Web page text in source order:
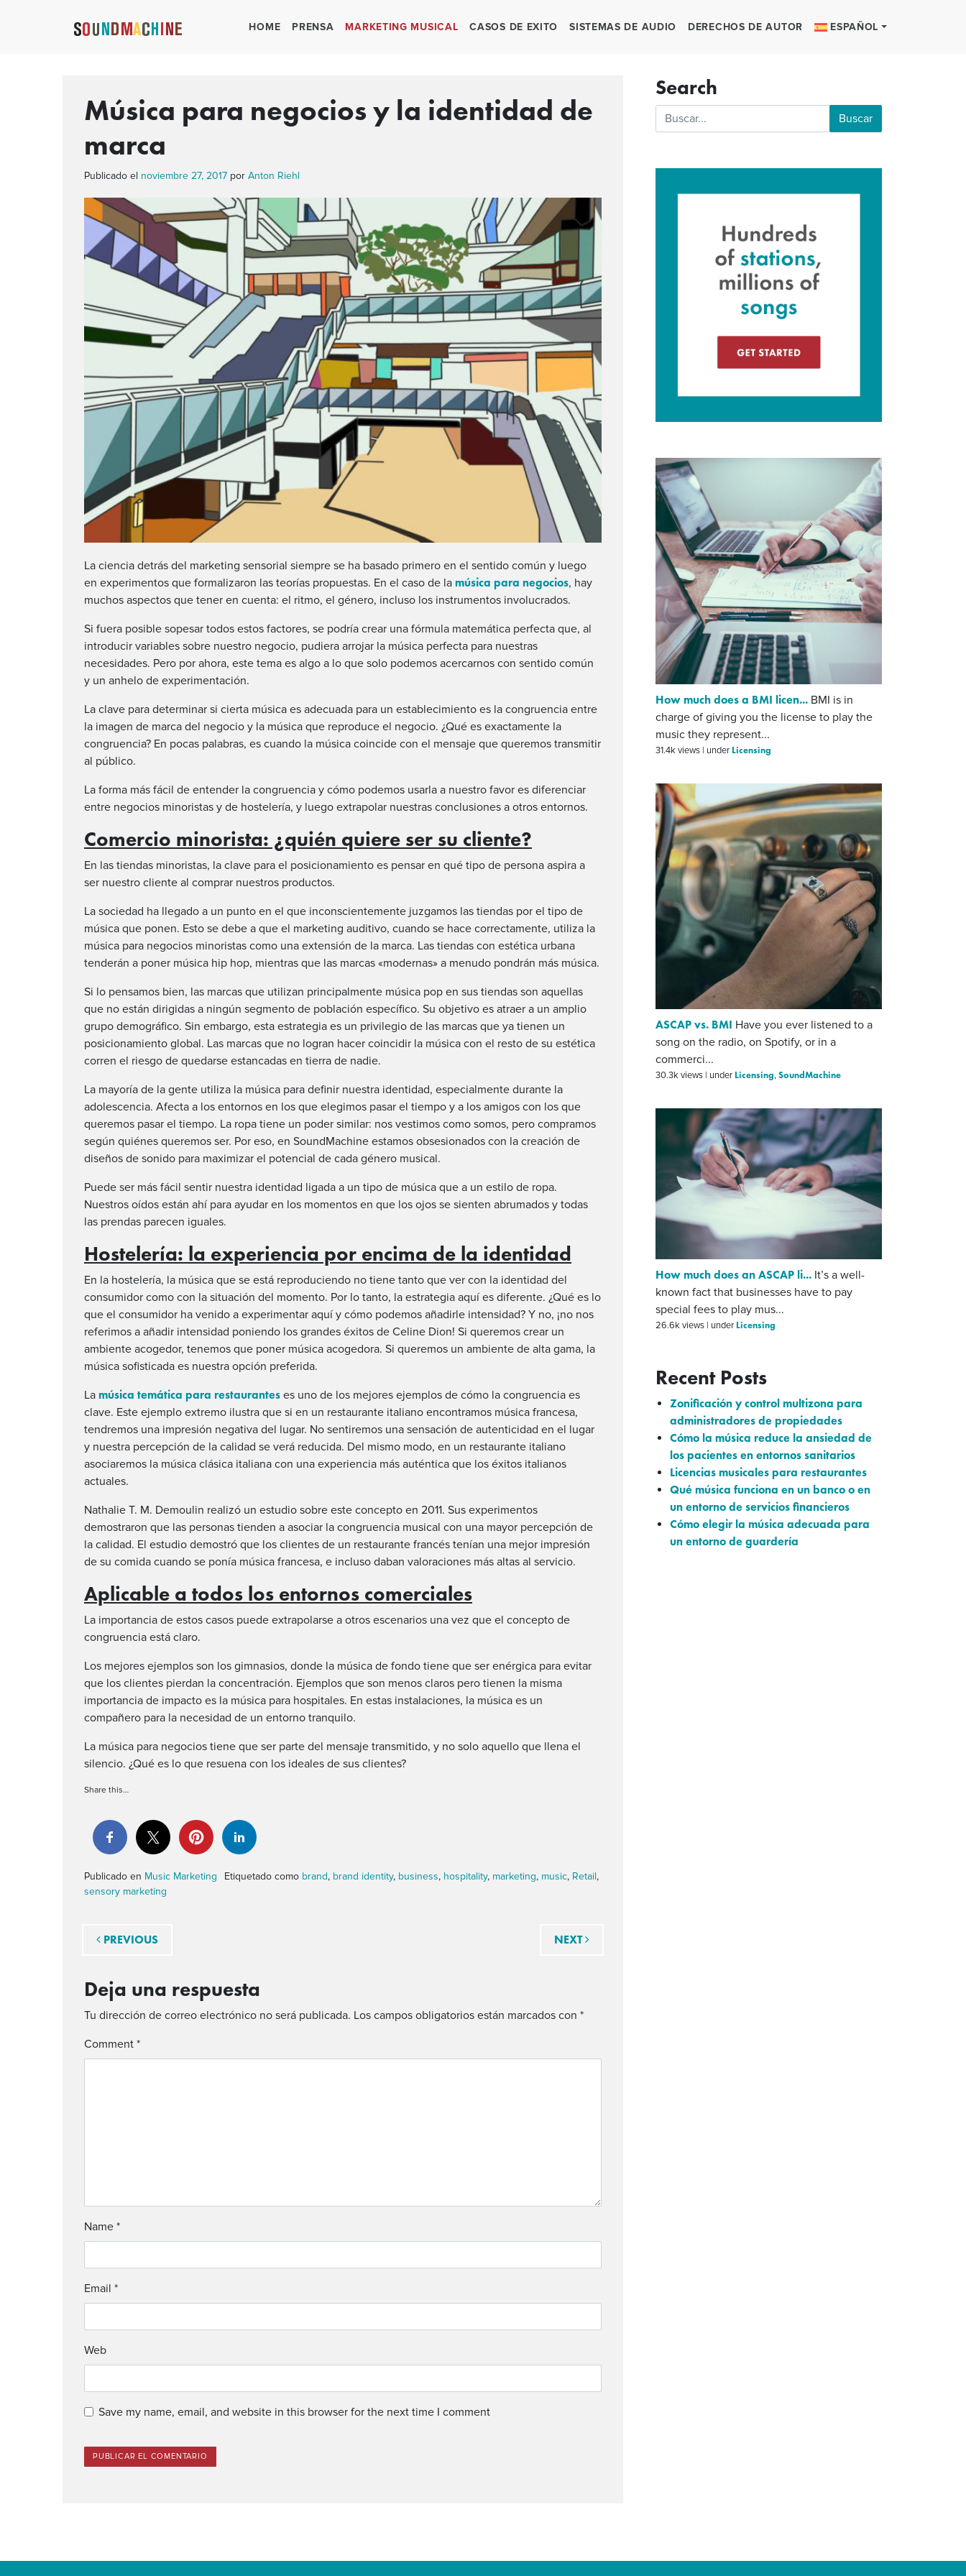
HOME PRENSA MARKETING MUSICAL CASOS DE EXITO SISTEMAS DE AUDIO DERECHOS DE AUTOR ESPAÑOL
Música para negocios y la identidad de
marca
Publicado el noviembre 27, 2017 por Anton Riehl
La ciencia detrás del marketing sensorial siempre se ha basado primero en el sentido común y luego
en experimentos que formalizaron las teorías propuestas. En el caso de la música para negocios, hay
muchos aspectos que tener en cuenta: el ritmo, el género, incluso los instrumentos involucrados.
Si fuera posible sopesar todos estos factores, se podría crear una fórmula matemática perfecta que, al
introducir variables sobre nuestro negocio, pudiera arrojar la música perfecta para nuestras
necesidades. Pero por ahora, este tema es algo a lo que solo podemos acercarnos con sentido común
y un anhelo de experimentación.
La clave para determinar si cierta música es adecuada para un establecimiento es la congruencia entre
la imagen de marca del negocio y la música que reproduce el negocio. ¿Qué es exactamente la
congruencia? En pocas palabras, es cuando la música coincide con el mensaje que queremos transmitir
al público.
La forma más fácil de entender la congruencia y cómo podemos usarla a nuestro favor es diferenciar
entre negocios minoristas y de hostelería, y luego extrapolar nuestras conclusiones a otros entornos.
Comercio minorista: ¿quién quiere ser su cliente?
En las tiendas minoristas, la clave para el posicionamiento es pensar en qué tipo de persona aspira a
ser nuestro cliente al comprar nuestros productos.
La sociedad ha llegado a un punto en el que inconscientemente juzgamos las tiendas por el tipo de
música que ponen. Esto se debe a que el marketing auditivo, cuando se hace correctamente, utiliza la
música para negocios minoristas como una extensión de la marca. Las tiendas con estética urbana
tenderán a poner música hip hop, mientras que las marcas «modernas» a menudo pondrán más música.
Si lo pensamos bien, las marcas que utilizan principalmente música pop en sus tiendas son aquellas
que no están dirigidas a ningún segmento de población específico. Su objetivo es atraer a un amplio
grupo demográfico. Sin embargo, esta estrategia es un privilegio de las marcas que ya tienen un
posicionamiento global. Las marcas que no logran hacer coincidir la música con el resto de su estética
corren el riesgo de quedarse estancadas en tierra de nadie.
La mayoría de la gente utiliza la música para definir nuestra identidad, especialmente durante la
adolescencia. Afecta a los entornos en los que elegimos pasar el tiempo y a los amigos con los que
queremos pasar el tiempo. La ropa tiene un poder similar: nos vestimos como somos, pero compramos
según quiénes queremos ser. Por eso, en SoundMachine estamos obsesionados con la creación de
diseños de sonido para maximizar el potencial de cada género musical.
Puede ser más fácil sentir nuestra identidad ligada a un tipo de música que a un estilo de ropa.
Nuestros oídos están ahí para ayudar en los momentos en que los ojos se sienten abrumados y todas
las prendas parecen iguales.
Hostelería: la experiencia por encima de la identidad
En la hostelería, la música que se está reproduciendo no tiene tanto que ver con la identidad del
consumidor como con la situación del momento. Por lo tanto, la estrategia aquí es diferente. ¿Qué es lo
que el consumidor ha venido a experimentar aquí y cómo podemos añadirle intensidad? Y no, ¡no nos
referimos a añadir intensidad poniendo los grandes éxitos de Celine Dion! Si queremos crear un
ambiente acogedor, tenemos que poner música acogedora. Si queremos un ambiente de alta gama, la
música sofisticada es nuestra opción preferida.
La música temática para restaurantes es uno de los mejores ejemplos de cómo la congruencia es
clave. Este ejemplo extremo ilustra que si en un restaurante italiano encontramos música francesa,
tendremos una impresión negativa del lugar. No sentiremos una sensación de autenticidad en el lugar
y nuestra percepción de la calidad se verá reducida. Del mismo modo, en un restaurante italiano
asociaremos la música clásica italiana con una experiencia más auténtica que los éxitos italianos
actuales.
Nathalie T. M. Demoulin realizó un estudio sobre este concepto en 2011. Sus experimentos
demostraron que las personas tienden a asociar la congruencia musical con una mayor percepción de
la calidad. El estudio demostró que los clientes de un restaurante francés tenían una mejor impresión
de su comida cuando se ponía música francesa, e incluso daban valoraciones más altas al servicio.
Aplicable a todos los entornos comerciales
La importancia de estos casos puede extrapolarse a otros escenarios una vez que el concepto de
congruencia está claro.
Los mejores ejemplos son los gimnasios, donde la música de fondo tiene que ser enérgica para evitar
que los clientes pierdan la concentración. Ejemplos que son menos claros pero tienen la misma
importancia de impacto es la música para hospitales. En estas instalaciones, la música es un
compañero para la necesidad de un entorno tranquilo.
La música para negocios tiene que ser parte del mensaje transmitido, y no solo aquello que llena el
silencio. ¿Qué es lo que resuena con los ideales de sus clientes?
Share this…
Publicado en Music Marketing Etiquetado como brand, brand identity, business, hospitality, marketing, music, Retail,
sensory marketing
Navegación de entradas
PREVIOUS NEXT
Deja una respuesta
Tu dirección de correo electrónico no será publicada. Los campos obligatorios están marcados con *
Comment *
Name *
Email *
Web
Save my name, email, and website in this browser for the next time I comment
Search
Buscar:
How much does a BMI licen... BMI is in
charge of giving you the license to play the
music they represent...
31.4k views | under Licensing
ASCAP vs. BMI Have you ever listened to a
song on the radio, on Spotify, or in a
commerci...
30.3k views | under Licensing,SoundMachine
How much does an ASCAP li... It’s a well-
known fact that businesses have to pay
special fees to play mus...
26.6k views | under Licensing
Recent Posts
Zonificación y control multizona para
administradores de propiedades
Cómo la música reduce la ansiedad de
los pacientes en entornos sanitarios
Licencias musicales para restaurantes
Qué música funciona en un banco o en
un entorno de servicios financieros
Cómo elegir la música adecuada para
un entorno de guardería